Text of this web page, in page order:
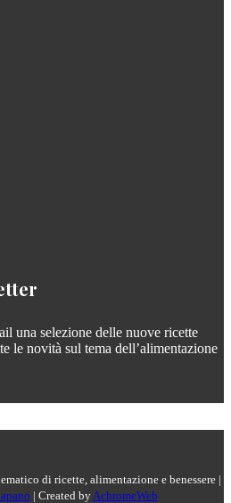
una selezione delle nuove ricette
le novità sul tema dell’alimentazione
di ricette, alimentazione e benessere |
| Created by AchromeWeb